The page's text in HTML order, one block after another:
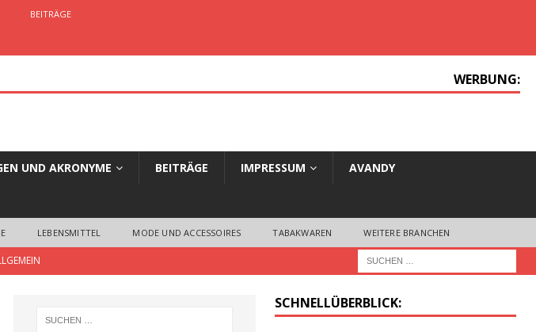
BEITRÄGE
WERBUNG:
UND AKRONYME BEITRÄGE IMPRESSUM AVANDY
LEBENSMITTEL MODE UND ACCESSOIRES TABAKWAREN WEITERE BRANCHEN
SCHNELLÜBERBLICK: